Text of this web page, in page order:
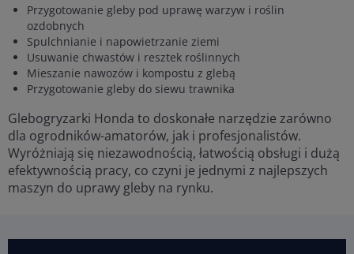
Przygotowanie gleby pod uprawę warzyw i roślin
ozdobnych
Spulchnianie i napowietrzanie ziemi
Usuwanie chwastów i resztek roślinnych
Mieszanie nawozów i kompostu z glebą
Przygotowanie gleby do siewu trawnika
Glebogryzarki Honda to doskonałe narzędzie zarówno
dla ogrodników-amatorów, jak i profesjonalistów.
Wyróżniają się niezawodnością, łatwością obsługi i dużą
efektywnością pracy, co czyni je jednymi z najlepszych
maszyn do uprawy gleby na rynku.